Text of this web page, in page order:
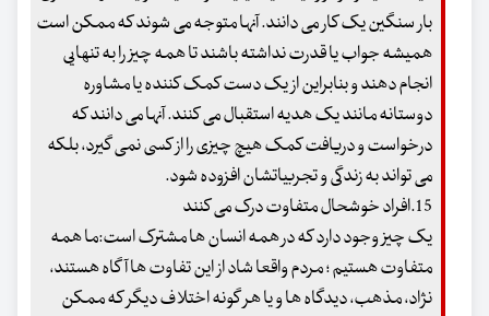
بار سنگین یک کار می دانند. آنها متوجه می شوند که ممکن است
همیشه جواب یا قدرت نداشته باشند تا همه چیز را به تنهایی
انجام دهند و بنابراین از یک دست کمک کننده یا مشاوره
دوستانه مانند یک هدیه استقبال می کنند. آنها می دانند که
درخواست و دریافت کمک هیچ چیزی را از کسی نمی گیرد، بلکه
می تواند به زندگی و تجربیاتشان افزوده شود.
15.افراد خوشحال متفاوت درک می کنند
یک چیز وجود دارد که در همه انسان ها مشترک است:ما همه
متفاوت هستیم ؛ مردم واقعا شاد از این تفاوت ها آگاه هستند،
نژاد، مذهب، دیدگاه ها و یا هر گونه اختلاف دیگر که ممکن